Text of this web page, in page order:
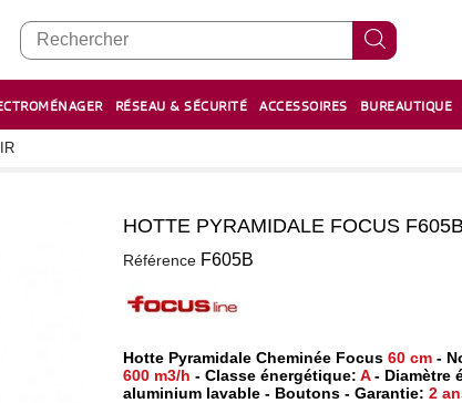
RÉSEAU & SÉCURITÉ ACCESSOIRES BUREAUTIQUE
HOTTE PYRAMIDALE FOCUS
Référence F605B
Hotte Pyramidale Cheminée Focus 60 cm-
600 m3/h - Classe énergétique: A- Diamètre
aluminium lavable - Boutons - Garantie: 2